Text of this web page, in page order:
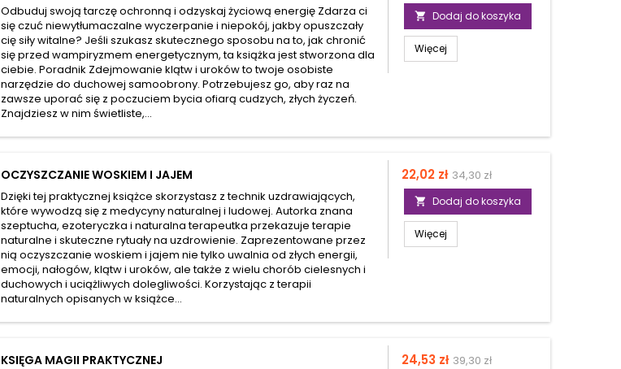
Odbuduj swoją tarczę ochronną i odzyskaj życiową energię Zdarza ci
się czuć niewytłumaczalne wyczerpanie i niepokój, jakby opuszczały
cię siły witalne? Jeśli szukasz skutecznego sposobu na to, jak chronić
się przed wampiryzmem energetycznym, ta książka jest stworzona dla
ciebie. Poradnik Zdejmowanie klątw i uroków to twoje osobiste
narzędzie do duchowej samoobrony. Potrzebujesz go, aby raz na
zawsze uporać się z poczuciem bycia ofiarą cudzych, złych życzeń.
Znajdziesz w nim świetliste,...
podstawowa
 Dodaj do koszyka
Więcej
OCZYSZCZANIE WOSKIEM I JAJEM
Dzięki tej praktycznej książce skorzystasz z technik uzdrawiających,
które wywodzą się z medycyny naturalnej i ludowej. Autorka znana
szeptucha, ezoteryczka i naturalna terapeutka przekazuje terapie
naturalne i skuteczne rytuały na uzdrowienie. Zaprezentowane przez
nią oczyszczanie woskiem i jajem nie tylko uwalnia od złych energii,
emocji, nałogów, klątw i uroków, ale także z wielu chorób cielesnych i
duchowych i uciążliwych dolegliwości. Korzystając z terapii
naturalnych opisanych w książce...
Cena
22,02 zł Cena
podstawowa
34,30 zł
 Dodaj do koszyka
Więcej
KSIĘGA MAGII PRAKTYCZNEJ Cena
24,53 zł Cena
39,30 zł